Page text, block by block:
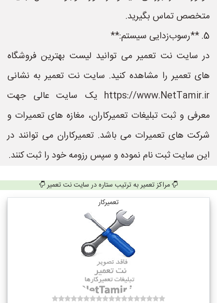
متخصص تماس بگیرید.
در سایت نت تعمیر می توانید لیست بهترین فروشگاه
های تعمیر را مشاهده کنید. سایت نت تعمیر به نشانی
https://www.NetTamir.ir یک سایت عالی جهت
معرفی و ثبت تبلیغات تعمیرکاران، مغازه های تعمیرات و
شرکت های تعمیرات می باشد. تعمیرکاران می توانند در
این سایت ثبت نام نموده و سپس رزومه خود را ثبت کنند.
مراکز تعمیر به ترتیب ستاره در سایت نت تعمیر
تعمیرکار